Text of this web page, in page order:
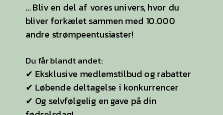
YDERLIGERE INFO
Plussize
Selvsiddende strømper
Ideen til StyleLegs
KUN NØDVENDIGE
... Bliv en del af vores univers, hvor du
bliver forkælet sammen med 10.000
andre strømpeentusiaster!
Du får blandt andet:
✔ Eksklusive medlemstilbud og rabatter
✔ Løbende deltagelse i konkurrencer
✔ Og selvfølgelig en gave på din